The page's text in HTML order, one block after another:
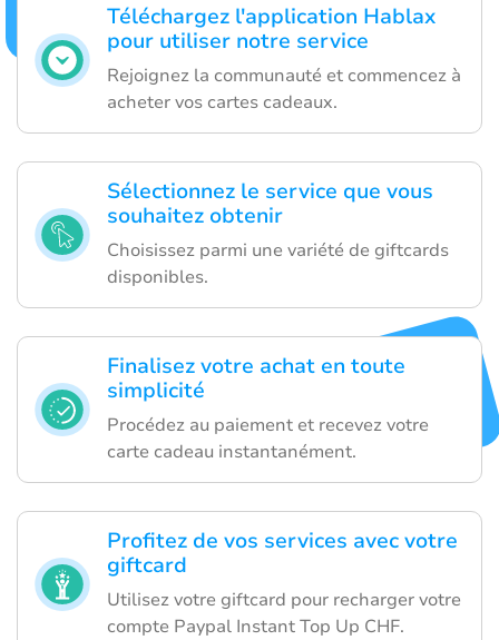
Téléchargez l'application Hablax
pour utiliser notre service
Rejoignez la communauté et commencez à
acheter vos cartes cadeaux.
Sélectionnez le service que vous
souhaitez obtenir
Choisissez parmi une variété de giftcards
disponibles.
Finalisez votre achat en toute
simplicité
Procédez au paiement et recevez votre
carte cadeau instantanément.
Profitez de vos services avec votre
giftcard
Utilisez votre giftcard pour recharger votre
compte Paypal Instant Top Up CHF.